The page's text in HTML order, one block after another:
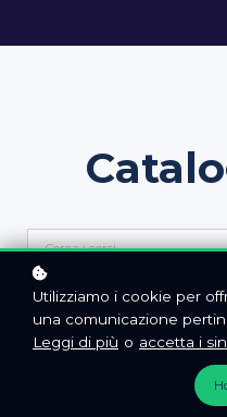
I miei corsi
Gratis
Utilizziamo i cookie per
una comunicazione
Leggi di più o accetta i